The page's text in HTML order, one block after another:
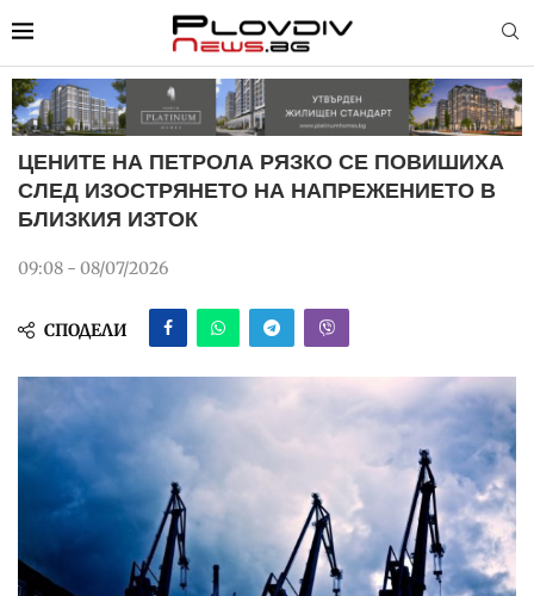
ЦЕНИТЕ НА ПЕТРОЛА РЯЗКО СЕ ПОВИШИХА
СЛЕД ИЗОСТРЯНЕТО НА НАПРЕЖЕНИЕТО В
БЛИЗКИЯ ИЗТОК
09:08 - 08/07/2026
СПОДЕЛИ